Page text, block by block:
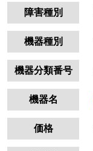
障害種別
機器種別
機器分類番号
機器名
価格